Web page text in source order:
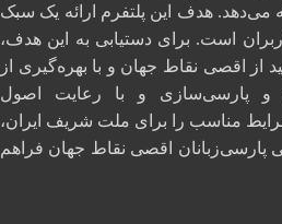
می‌دهد. هدف این پلتفرم ارائه یک سبک
است. برای دستیابی به این هدف،
از اقصی نقاط جهان و با بهره‌گیری از
و پارسی‌سازی و با رعایت اصول
مناسب را برای ملت شریف ایران،
پارسی‌زبانان اقصی نقاط جهان فراهم